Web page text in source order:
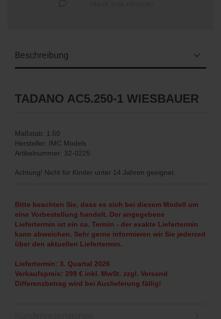
Beschreibung
TADANO AC5.250-1 WIESBAUER
Maßstab: 1:50
Hersteller: IMC Models
Artikelnummer: 32-0225
Achtung! Nicht für Kinder unter 14 Jahren geeignet.
Bitte beachten Sie, dass es sich bei diesem Modell um
eine Vorbestellung handelt. Der angegebene
Liefertermin ist ein ca. Termin - der exakte Liefertermin
kann abweichen. Sehr gerne informieren wir Sie jederzeit
über den aktuellen Liefertermin.
Liefertermin: 3. Quartal 2026
Verkaufspreis: 299 € inkl. MwSt. zzgl. Versand
Differenzbetrag wird bei Auslieferung fällig!